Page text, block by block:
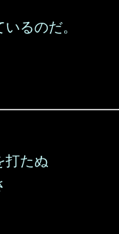
るのだ。
打たぬ